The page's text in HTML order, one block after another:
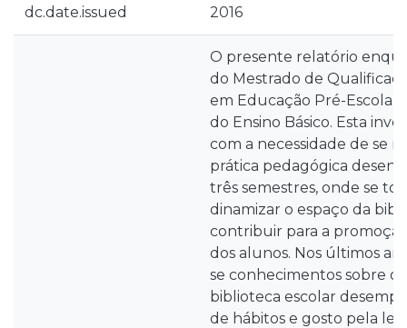
dc.date.issued 2016
O presente relatório
do Mestrado de
em Educação Pré-Escolar
do Ensino Básico. Esta
com a necessidade de se
prática pedagógica
três semestres, onde se
dinamizar o espaço da
contribuir para a
dos alunos. Nos últimos
se conhecimentos sobre o
biblioteca escolar
de hábitos e gosto pela